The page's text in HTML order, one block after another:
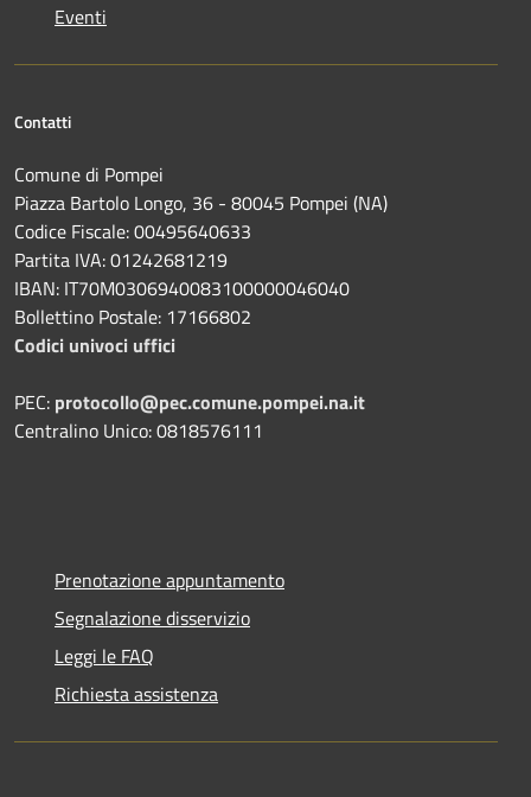
Eventi
Contatti
Comune di Pompei
Piazza Bartolo Longo, 36 - 80045 Pompei (NA)
Codice Fiscale: 00495640633
Partita IVA: 01242681219
IBAN: IT70M0306940083100000046040
Bollettino Postale: 17166802
Codici univoci uffici
PEC: protocollo@pec.comune.pompei.na.it
Centralino Unico: 0818576111
Prenotazione appuntamento
Segnalazione disservizio
Leggi le FAQ
Richiesta assistenza